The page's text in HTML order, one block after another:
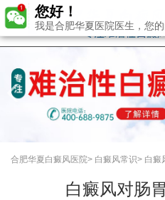
合肥华夏白癜风医院> 白癜风常识> 白癜
白癜风对肠
您好！
我是合肥华夏医院医生，您